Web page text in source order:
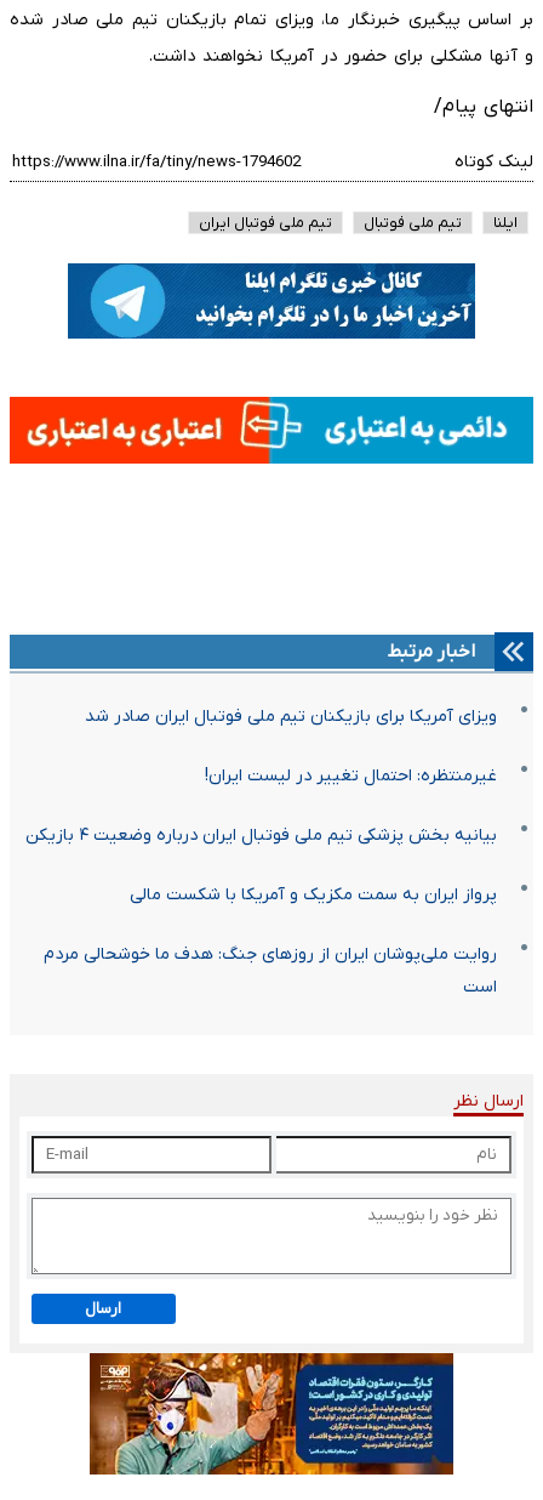
بر اساس پیگیری خبرنگار ما، ویزای تمام بازیکنان تیم ملی صادر شده
و آنها مشکلی برای حضور در آمریکا نخواهند داشت.
انتهای پیام/
لینک کوتاه
ایلنا تیم ملی فوتبال تیم ملی فوتبال ایران
اخبار مرتبط
ویزای آمریکا برای بازیکنان تیم ملی فوتبال ایران صادر شد
غیرمنتظره: احتمال تغییر در لیست ایران!
بیانیه بخش پزشکی تیم ملی فوتبال ایران درباره وضعیت ۴ بازیکن
پرواز ایران به سمت مکزیک و آمریکا با شکست مالی
روایت ملی‌پوشان ایران از روزهای جنگ: هدف ما خوشحالی مردم
است
ارسال نظر
ارسال